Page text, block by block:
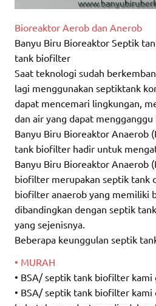
Bioreaktor Aerob dan Anerob
Banyu Biru Bioreaktor Septik
tank biofilter
Saat teknologi sudah
lagi menggunakan septiktank
dapat mencemari lingkungan,
dan air yang dapat mengganggu
Banyu Biru Bioreaktor Anaerob
tank biofilter hadir untuk
Banyu Biru Bioreaktor Anaerob
biofilter merupakan septik tank
biofilter anaerob yang memiliki
dibandingkan dengan septik
yang sejenisnya.
Beberapa keunggulan septik
• MURAH
• BSA/ septik tank biofilter kami
• BSA/ septik tank biofilter kami